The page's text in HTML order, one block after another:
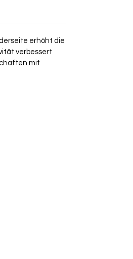
erhöht die
verbessert
mit